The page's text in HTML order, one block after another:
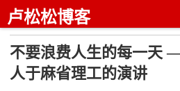
卢松松博客
不要浪费人生的每一天
人于麻省理工的演讲